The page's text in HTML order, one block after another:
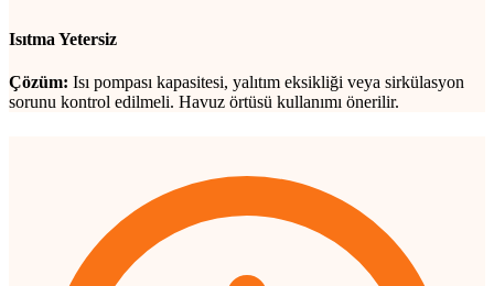
Isıtma Yetersiz
Çözüm: Isı pompası kapasitesi, yalıtım eksikliği veya sirkülasyon
sorunu kontrol edilmeli. Havuz örtüsü kullanımı önerilir.